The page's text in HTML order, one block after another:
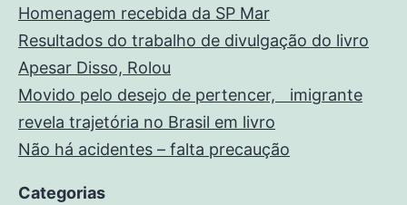
Homenagem recebida da SP Mar
Resultados do trabalho de divulgação do livro
Apesar Disso, Rolou
Movido pelo desejo de pertencer, imigrante
revela trajetória no Brasil em livro
Não há acidentes – falta precaução
Categorias